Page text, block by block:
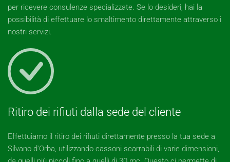
per ricevere consulenze specializzate. Se lo desideri, hai la
possibilità di effettuare lo smaltimento direttamente attraverso i
nostri servizi.
Ritiro dei rifiuti dalla sede del cliente
Effettuiamo il ritiro dei rifiuti direttamente presso la tua sede a
Silvano d'Orba, utilizzando cassoni scarrabili di varie dimensioni,